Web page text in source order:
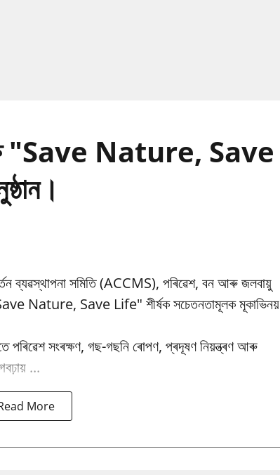
"Save Nature, Save
ব্যৱস্থাপনা সমিতি (ACCMS), পৰিৱেশ, বন আৰু জলবায়ু
Nature, Save Life" শীৰ্ষক সচেতনতামূলক মূকাভিনয়
সংৰক্ষণ, গছ-গছনি ৰোপণ, প্ৰদূষণ নিয়ন্ত্ৰণ আৰু
...
More